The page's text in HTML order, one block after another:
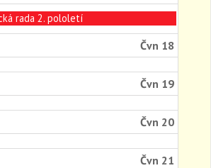
rada 2. pololetí
Čvn 18
Čvn 19
Čvn 20
Čvn 21